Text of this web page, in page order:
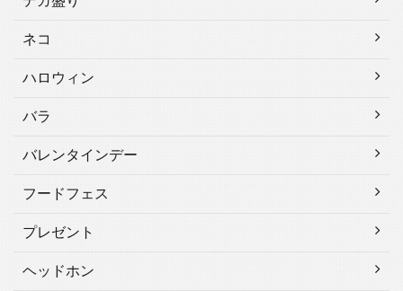
ネコ
ハロウィン
バラ
バレンタインデー
フードフェス
プレゼント
ヘッドホン